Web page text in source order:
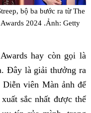
bộ ba bước ra từ The
2024 .Ảnh: Getty
hay còn gọi là
Đây là giải thưởng ra
viên Màn ảnh để
sắc nhất được thể